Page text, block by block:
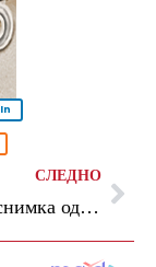
СЛЕДНО
Објавена снимка од авионот на „Кроација ерлајнс“ што излета од пистата во Сплит